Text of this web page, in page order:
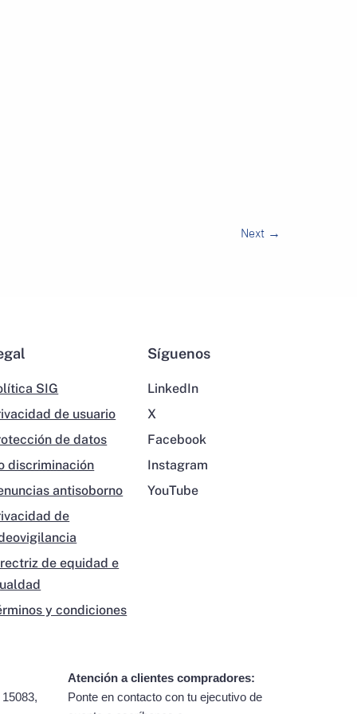
Next →
SIG
de usuario
de datos
discriminación
antisoborno
de
de equidad e
y condiciones
Síguenos
LinkedIn
X
Facebook
Instagram
YouTube
Atención a clientes compradores:
Ponte en contacto con tu ejecutivo de